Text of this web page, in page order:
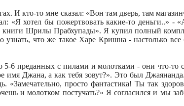
И кто-то мне сказал: «Вон там дверь, там
«Я хотел бы пожертвовать какие-то деньги..» -
книги Шрилы Прабхупады». Я купил полный
узнать, что же такое Харе Кришна - настолько
5-6 преданных с пилами и молотками - они что-
Джана, а как тебя зовут?». Это был
«Замечательно, просто фантастика! Ты так
и молотком постучать?» Я согласился и мы